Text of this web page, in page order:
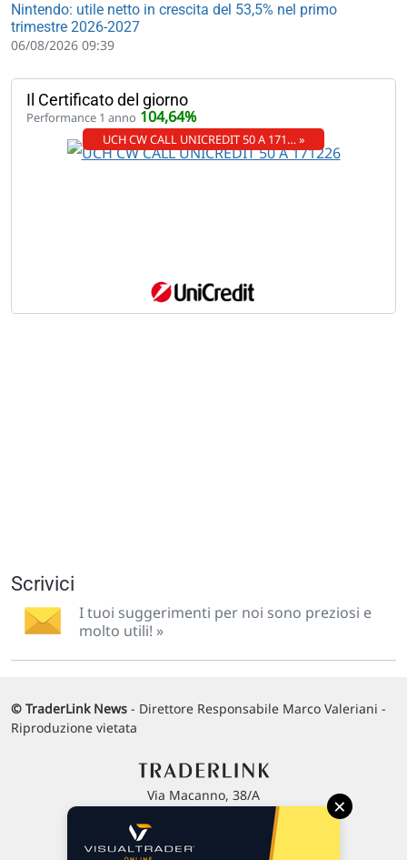
Nintendo: utile netto in crescita del 53,5% nel primo
trimestre 2026-2027
06/08/2026 09:39
Il Certificato del giorno
Performance 1 anno 104,64%
UCH CW CALL UNICREDIT 50 A 171… »
Scrivici
I tuoi suggerimenti per noi sono preziosi e
molto utili! »
© TraderLink News - Direttore Responsabile Marco Valeriani -
Riproduzione vietata
Via Macanno, 38/A
P.IVA 02 452 460 401
×